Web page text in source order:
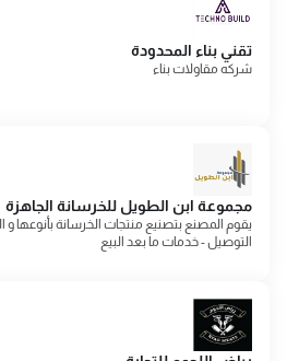
تقني بناء المحدودة
شركه مقاولات بناء
مجموعة ابن الطويل للخرسانة الجاهزة
يقوم المصنع بتصنيع منتجات الخرسانة بأنوعها
التوصيل - خدمات ما بعد البيع